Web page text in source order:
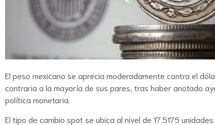
El peso mexicano se aprecia moderadamente contra el
contraria a la mayoría de sus pares, tras haber anotado
política monetaria.
El tipo de cambio spot se ubica al nivel de 17.5175